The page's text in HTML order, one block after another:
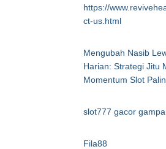
https://
ct-us.html
Mengubah Nasib
Harian: Strategi Jitu
Momentum Slot
slot777 gacor
Fila88